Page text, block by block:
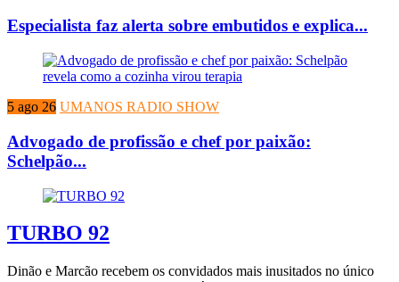
Especialista faz alerta sobre embutidos e explica...
5 ago 26 UMANOS RADIO SHOW
Advogado de profissão e chef por paixão:
Schelpão...
TURBO 92
Dinão e Marcão recebem os convidados mais inusitados no único